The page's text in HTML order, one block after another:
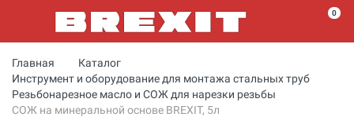
0
Главная
Каталог
Инструмент и оборудование для монтажа стальных труб
Резьбонарезное масло и СОЖ для нарезки резьбы
СОЖ на минеральной основе BREXIT, 5л